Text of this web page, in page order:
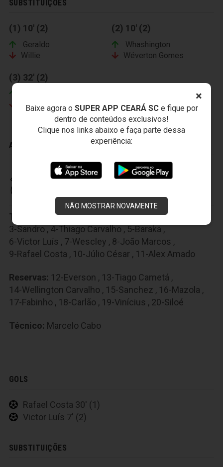
×
Baixe agora o SUPER APP CEARÁ SCe fique por
dentro de conteúdos exclusivos!
Clique nos links abaixo e faça parte dessa
experiência:
NÃO MOSTRAR NOVAMENTE
SUBSTITUIÇÕES
(1) 10' (2)
Geraldo
Willie
(2) 10' (2)
Whashington
Wéverton Gomes
(3) 32' (2)
Feijão
ADVERTÊNCIAS
Titulares: 1-Luís Carlos,2-Guilherme Andrade
3-Sandro , 4-Thiago Carvalho , 5-Baraka ,
6-Victor Luís , 7-Wescley , 8-João Marcos ,
9-Rafael Costa , 10-Júlio César , 11-Alex Amado
Reservas: 12-Everson , 13-Tiago Cametá ,
14-Wellington Carvalho , 15-Sanchez , 16-Mazola ,
17-Fabinho , 18-Carlão , 19-Vinícius , 20-Siloé
Técnico: Marcelo Cabo
GOLS
Rafael Costa 30' (1)
Victor Luís 7' (2)
SUBSTITUIÇÕES